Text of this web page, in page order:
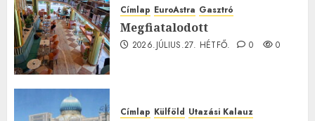
Címlap EuroAstra Gasztró
Megfiatalodott
2026.JÚLIUS.27. HÉTFŐ. 0 0
Címlap Külföld Utazási Kalauz